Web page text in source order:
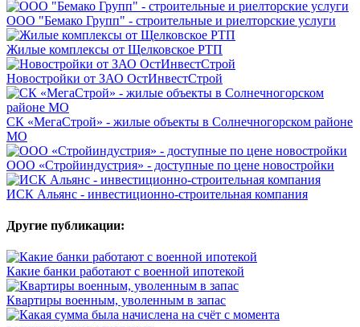
ООО "Бемако Групп" - строительные и риелторские услуги
Жилые комплексы от Щелковское РТП
Новостройки от ЗАО ОстИнвестСтрой
СК «МегаСтрой» - жилые объекты в Солнечногорском районе
МО
ООО «Стройиндустрия» - доступные по цене новостройки
ИСК Альянс - инвестиционно-строительная компания
Другие публикации:
Какие банки работают с военной ипотекой
Квартиры военным, уволенным в запас